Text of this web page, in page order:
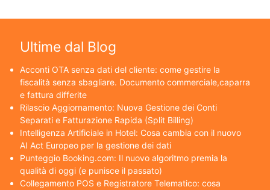
Ultime dal Blog
Acconti OTA senza dati del cliente: come gestire la
fiscalità senza sbagliare. Documento commerciale,caparra
e fattura differite
Rilascio Aggiornamento: Nuova Gestione dei Conti
Separati e Fatturazione Rapida (Split Billing)
Intelligenza Artificiale in Hotel: Cosa cambia con il nuovo
AI Act Europeo per la gestione dei dati
Punteggio Booking.com: Il nuovo algoritmo premia la
qualità di oggi (e punisce il passato)
Collegamento POS e Registratore Telematico: cosa